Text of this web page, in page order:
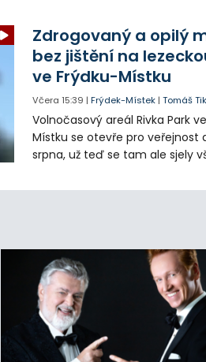
Zdrogovaný a opilý
bez jištění na
ve Frýdku-Místku
Včera 15:39 |Frýdek-Místek |Tomáš
Volnočasový areál Rivka Park
Místku se otevře pro veřejnost
srpna, už teď se tam ale sjely
vniknutí opilého muže pod